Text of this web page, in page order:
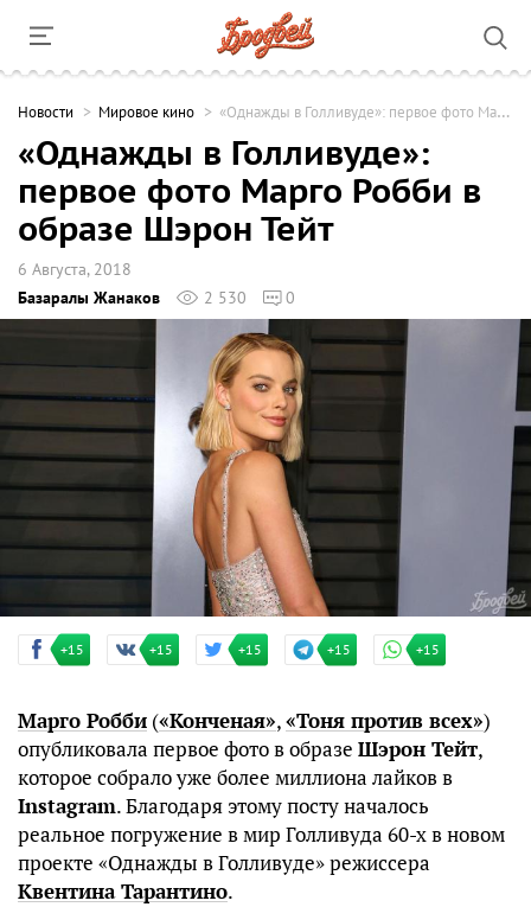
Новости Мировое кино «Однажды в Голливуде»: первое фото Марго Робби в образе Шэрон Тейт
«Однажды в Голливуде»:
первое фото Марго Робби в
образе Шэрон Тейт
6 Августа, 2018
Базаралы Жанаков
2 530 0
+15 +15 +15 +15 +15
Марго Робби («Конченая»,«Тоня против всех»)
опубликовала первое фото в образе Шэрон Тейт,
которое собрало уже более миллиона лайков в
Instagram. Благодаря этому посту началось
реальное погружение в мир Голливуда 60-х в новом
проекте «Однажды в Голливуде» режиссера
Квентина Тарантино.